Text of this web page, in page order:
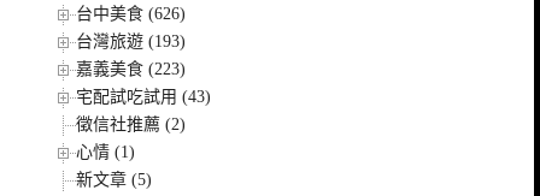
台中美食 (626)
台灣旅遊 (193)
嘉義美食 (223)
宅配試吃試用 (43)
徵信社推薦 (2)
心情 (1)
新文章 (5)